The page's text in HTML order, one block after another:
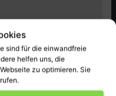
sind für die einwandfreie
helfen uns, die
zu optimieren. Sie
bei CB250T,T2 ect.